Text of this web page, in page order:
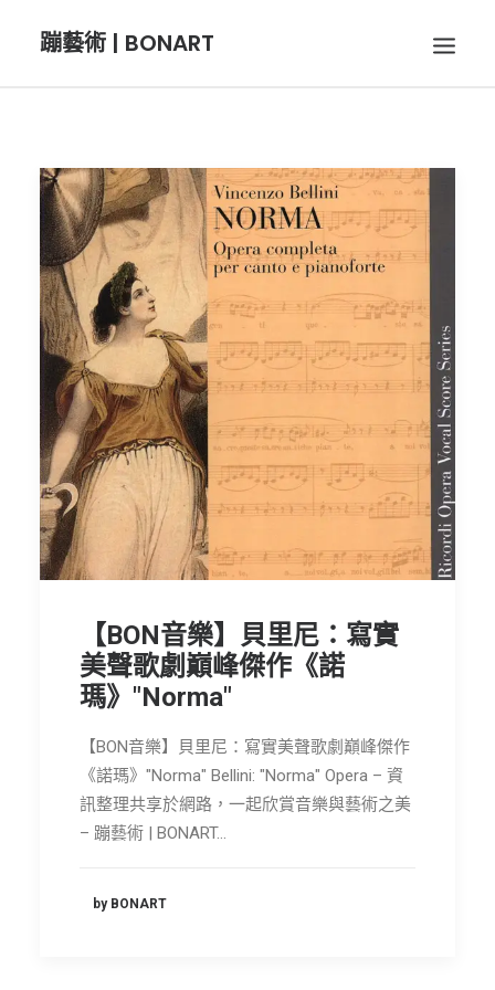
蹦藝術 | BONART
BON呼吸
BON攝影
BON插畫
BON旅行
節慶長笛樂團
關於我們
SEARCH
【BON音樂】貝里尼：寫實
美聲歌劇巔峰傑作《諾
瑪》"Norma"
【BON音樂】貝里尼：寫實美聲歌劇巔峰傑作
《諾瑪》"Norma" Bellini: "Norma" Opera – 資
訊整理共享於網路，一起欣賞音樂與藝術之美
– 蹦藝術 | BONART…
by BONART